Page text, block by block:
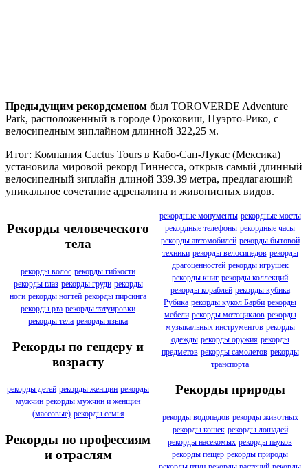
Предыдущим рекордсменом был TOROVERDE Adventure
Park, расположенный в городе Ороковиш, Пуэрто-Рико, с
велосипедным зиплайном длинной 322,25 м.
Итог: Компания Cactus Tours в Кабо-Сан-Лукас (Мексика)
установила мировой рекорд Гиннесса, открыв самый длинный
велосипедный зиплайн длиной 339.39 метра, предлагающий
уникальное сочетание адреналина и живописных видов.
Рекорды человеческого
тела
рекорды волос рекорды гибкости
рекорды глаз рекорды груди рекорды
ноги рекорды ногтей рекорды пирсинга
рекорды рта рекорды татуировки
рекорды тела рекорды языка
Рекорды по гендеру и
возрасту
рекорды детей рекорды женщин рекорды
мужчин рекорды мужчин и женщин
(массовые) рекорды семья
Рекорды по профессиям
и отраслям
рекордные монументы рекордные мосты
рекордные телефоны рекордные часы
рекорды автомобилей рекорды бытовой
техники рекорды велосипедов рекорды
драгоценностей рекорды игрушек
рекорды книг рекорды коллекций
рекорды кораблей рекорды кубика
Рубика рекорды кукол Барби рекорды
мебели рекорды мотоциклов рекорды
музыкальных инструментов рекорды
одежды рекорды оружия рекорды
предметов рекорды самолетов рекорды
транспорта
Рекорды природы
рекорды водопадов рекорды животных
рекорды кошек рекорды лошадей
рекорды насекомых рекорды пауков
рекорды пещер рекорды природы